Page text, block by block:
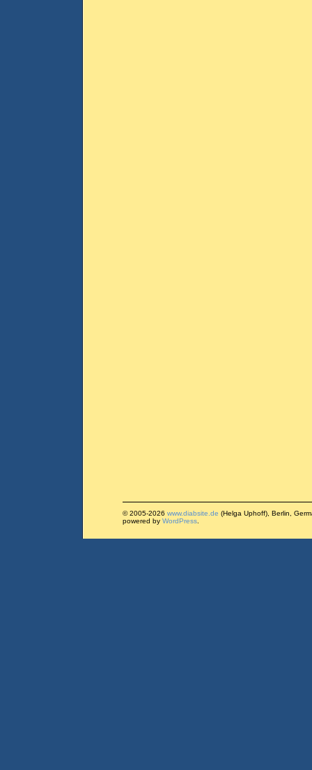
© 2005-2026 www.diabsite.de (Helga Uphoff), Berlin,
powered by WordPress.